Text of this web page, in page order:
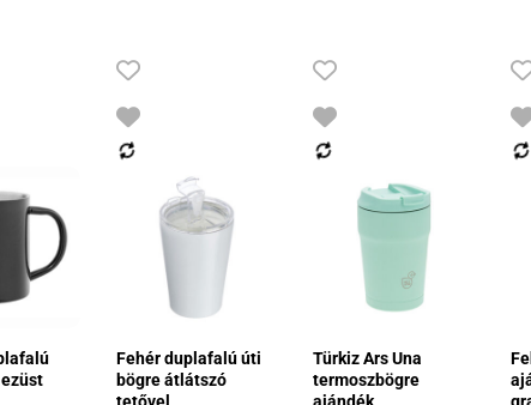
Fehér duplafalú úti
bögre átlátszó
tetővel
Türkiz Ars Una
termoszbögre
ajándék